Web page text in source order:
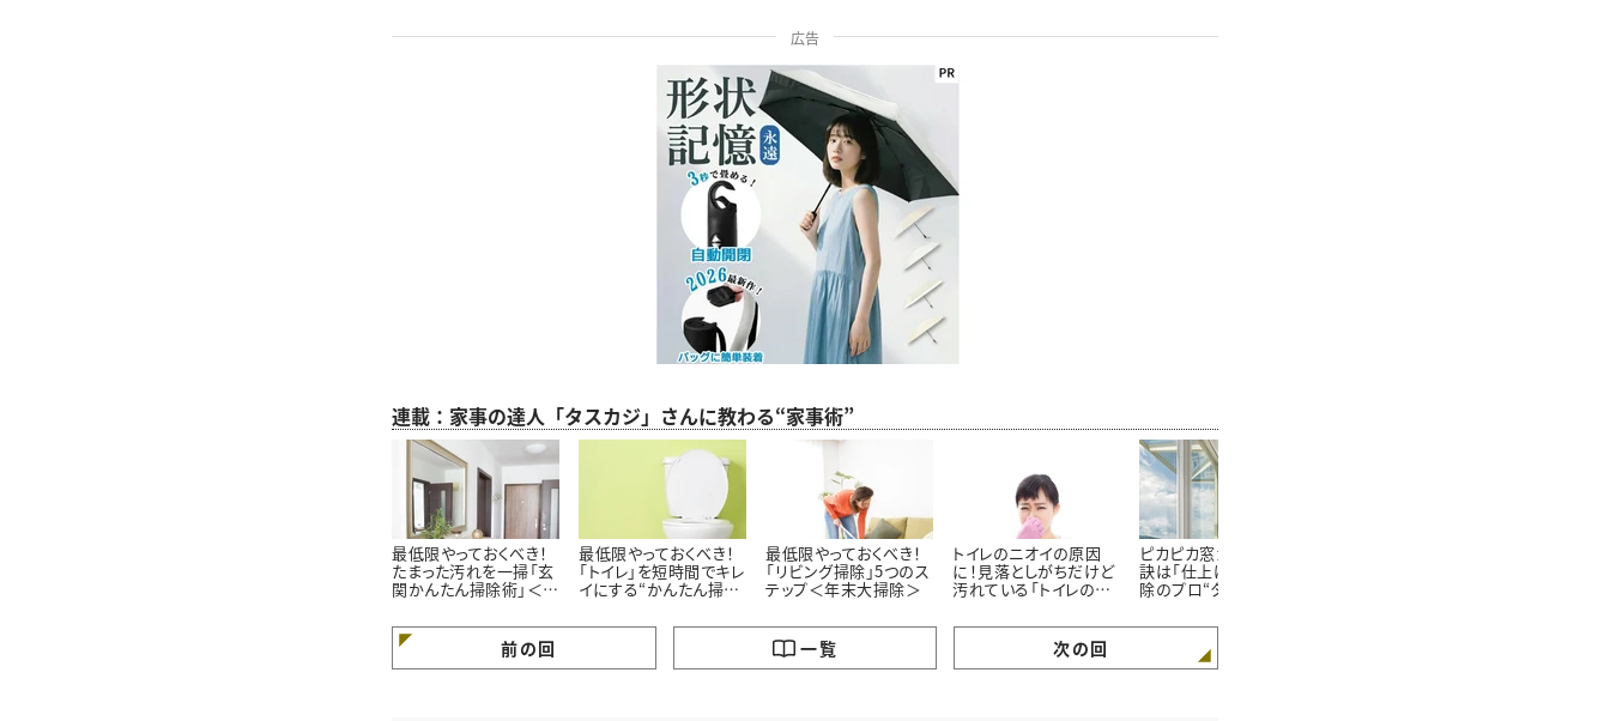
広告
連載：家事の達人「タスカジ」さんに教わる“家事術”
最低限やっておくべき！
たまった汚れを一掃「玄
関かんたん掃除術」＜年
最低限やっておくべき！
「トイレ」を短時間でキレ
イにする“かんたん掃除
最低限やっておくべき！
「リビング掃除」5つのス
テップ＜年末大掃除＞
トイレのニオイの原因
に！見落としがちだけど
汚れている「トイレの掃
ピカピカ窓ガラスの秘
訣は「仕上げ磨き」。掃
除のプロ“タスカジ流か
前の回 一覧 次の回